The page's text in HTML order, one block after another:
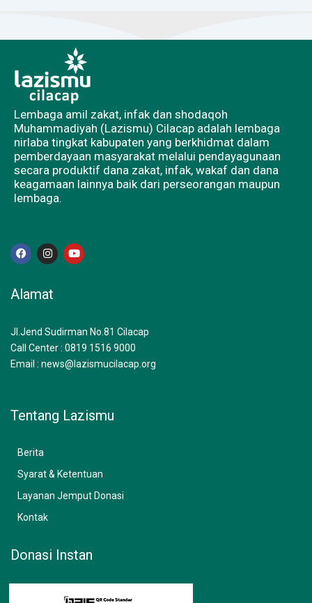
Lembaga amil zakat, infak dan shodaqoh
Muhammadiyah (Lazismu) Cilacap adalah lembaga
nirlaba tingkat kabupaten yang berkhidmat dalam
pemberdayaan masyarakat melalui pendayagunaan
secara produktif dana zakat, infak, wakaf dan dana
keagamaan lainnya baik dari perseorangan maupun
lembaga.
F
a
c
b
o
I
n
s
g
m
Y
o
u
Alamat
Jl.Jend Sudirman No.81 Cilacap
Call Center : 0819 1516 9000
Email : news@lazismucilacap.org
Tentang Lazismu
Berita
Syarat & Ketentuan
Layanan Jemput Donasi
Kontak
Donasi Instan